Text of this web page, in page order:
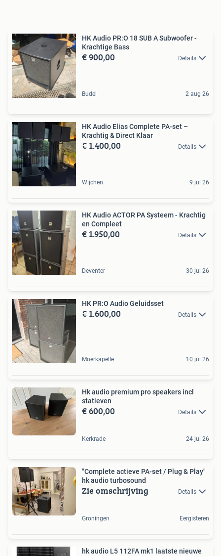
HK Audio PR:O 18 SUB A Subwoofer -
Krachtige Bass
€ 900,00 Details
Budel 2 aug 26
HK Audio Elias Complete PA-set –
Krachtig & Direct Klaar
€ 1.400,00 Details
Wijchen 9 jul 26
HK Audio ACTOR PA Systeem - Krachtig
en Compleet
€ 1.950,00 Details
Deventer 30 jul 26
HK PR:O Audio Geluidsset
€ 1.600,00 Details
Moerkapelle 10 jul 26
Hk audio premium pro speakers incl
statieven
€ 600,00 Details
Kerkrade 24 jul 26
"Complete actieve PA-set / Plug & Play"
hk audio turbosound
Zie omschrijving Details
Groningen Eergisteren
hk audio L5 112FA mk1 laatste nieuwe